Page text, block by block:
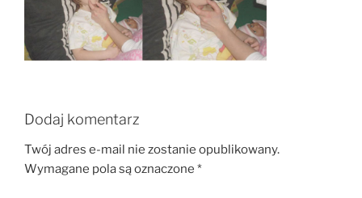
Dodaj komentarz
Twój adres e-mail nie zostanie opublikowany.
Wymagane pola są oznaczone *